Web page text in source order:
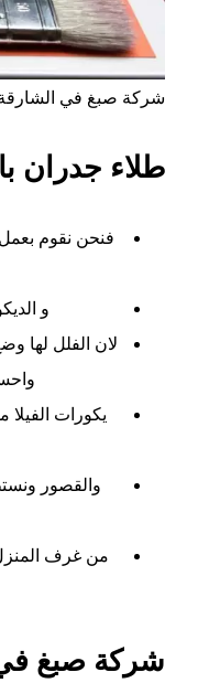
شركة صبغ في
طلاء جدران
فنحن نقوم بعمل
و
لان الفلل لها
يكورات
والقصور
من غرف
شركة صبغ